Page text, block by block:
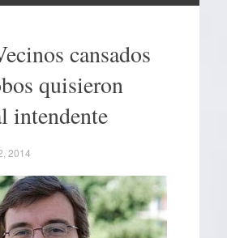
cansados
quisieron
intendente
2014